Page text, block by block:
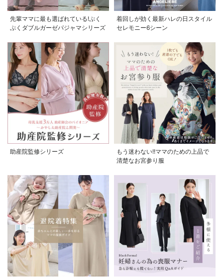
先輩ママに最も選ばれている!ぷく
ぷくダブルガーゼパジャマシリーズ
着回しが効く最新ハレの日スタイル
セレモニー6シーン
助産院監修シリーズ
もう迷わない!!ママのための上品で
清楚なお宮参り服